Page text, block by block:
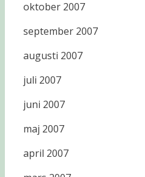
oktober 2007
september 2007
augusti 2007
juli 2007
juni 2007
maj 2007
april 2007